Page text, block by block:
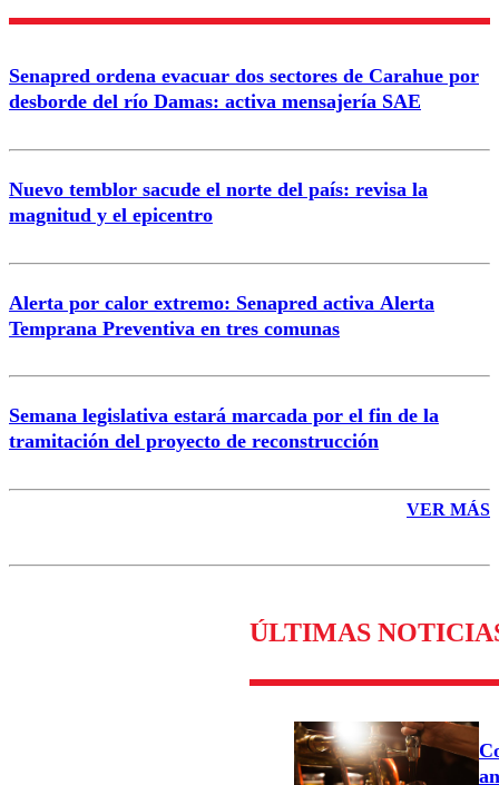
Correo
Senapred ordena evacuar dos sectores de Carahue por
desborde del río Damas: activa mensajería SAE
Nuevo temblor sacude el norte del país: revisa la
magnitud y el epicentro
Alerta por calor extremo: Senapred activa Alerta
Temprana Preventiva en tres comunas
Semana legislativa estará marcada por el fin de la
tramitación del proyecto de reconstrucción
VER MÁS
ÚLTIMAS